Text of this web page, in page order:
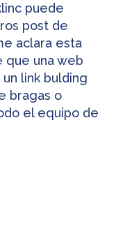
puede
post de
aclara esta
que una web
link bulding
bragas o
el equipo de